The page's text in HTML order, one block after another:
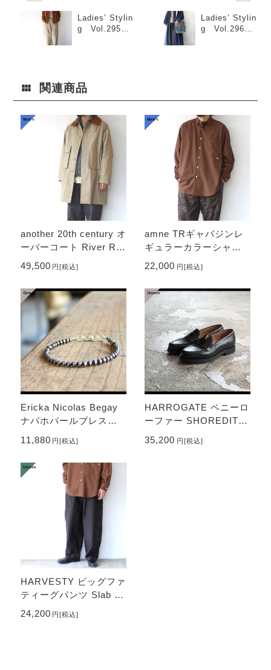
Ladies’ Stylin
g Vol.295
Ladies’ Stylin
g Vol.296
関連商品
another 20th century オ
ーバーコート River Ru
ns Over Royal （Kha
ki beige）
49,500 円[税込]
amne TRギャバジンレ
ギュラーカラーシャツ
GABARDINE Classic S
hirts （Brown）
22,000 円[税込]
Ericka Nicolas Begay
ナバホパールブレスレ
ット Navajo Pearl Brac
elet / 4mm 19cm （O
xidized）
11,880 円[税込]
HARROGATE ペニーロ
ーファー SHOREDITC
H （Black）
35,200 円[税込]
HARVESTY ビッグファ
ティーグパンツ Slab ba
ck satin Big fatigue pan
ts （Black）
24,200 円 [税込]